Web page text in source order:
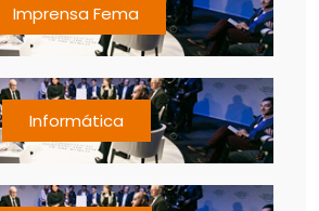
Imprensa Fema
Informática